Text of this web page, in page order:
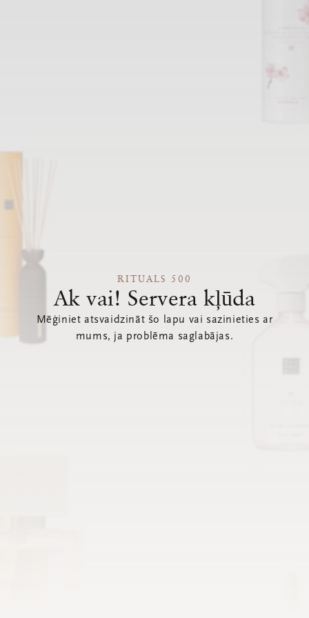
RITUALS 500
Ak vai! Servera kļūda
Mēģiniet atsvaidzināt šo lapu vai sazinieties ar
mums, ja problēma saglabājas.